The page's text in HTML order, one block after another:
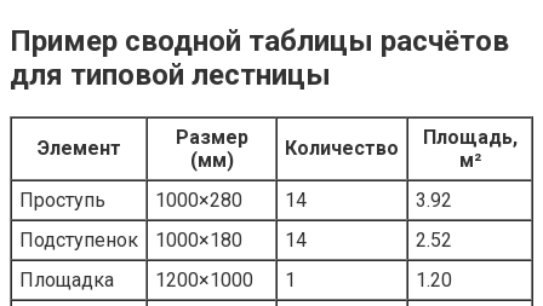
Пример сводной таблицы расчётов
для типовой лестницы
Элемент
Размер
(мм)
Количество
Площадь,
м²
Проступь
1000×280 14
3.92
Подступенок
1000×180 14
2.52
Площадка
1200×1000 1
1.20